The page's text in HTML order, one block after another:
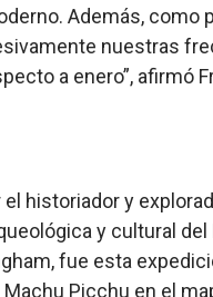
Además, como
nuestras
a enero”, afirmó
historiador y
y cultural del
fue esta
Picchu en el